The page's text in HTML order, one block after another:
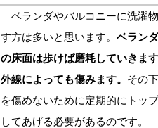
ベランダやバルコニーに洗濯
す方は多いと思います。ベラン
の床面は歩けば磨耗していきま
外線によっても傷みます。 その
を傷めないために定期的にトッ
してあげる必要があるのです。